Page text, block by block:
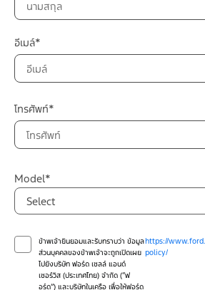
อีเมล์*
โทรศัพท์*
Model*
Select
ข้าพเจ้ายินยอมและรับทราบว่า ข้อมูล
ส่วนบุคคลของข้าพเจ้าจะถูกเปิดเผย
ไปยังบริษัท ฟอร์ด เซลล์ แอนด์
เซอร์วิส (ประเทศไทย) จำกัด (“ฟ
อร์ด”) และบริษัทในเครือ เพื่อให้ฟอร์ด
https://
policy/